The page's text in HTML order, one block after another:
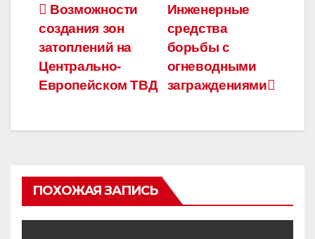
Навигация
по
записям
Инженерные
средства
борьбы с
огневодными
заграждениями
Возможности
создания зон
затоплений на
Центрально-
Европейском ТВД
ПОХОЖАЯ ЗАПИСЬ